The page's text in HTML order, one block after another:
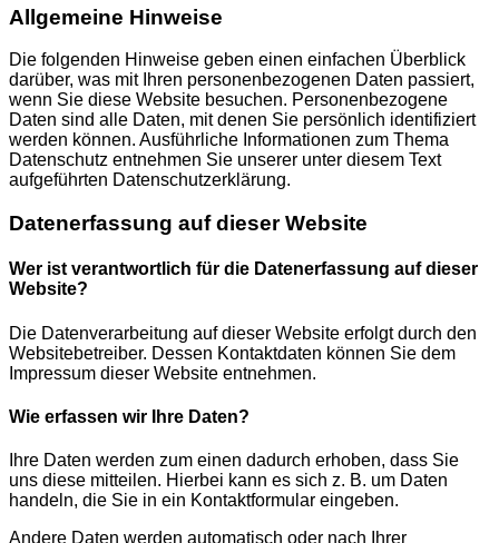
Allgemeine Hinweise
Die folgenden Hinweise geben einen einfachen Überblick
darüber, was mit Ihren personenbezogenen Daten passiert,
wenn Sie diese Website besuchen. Personenbezogene
Daten sind alle Daten, mit denen Sie persönlich identifiziert
werden können. Ausführliche Informationen zum Thema
Datenschutz entnehmen Sie unserer unter diesem Text
aufgeführten Datenschutzerklärung.
Datenerfassung auf dieser Website
Wer ist verantwortlich für die Datenerfassung auf dieser
Website?
Die Datenverarbeitung auf dieser Website erfolgt durch den
Websitebetreiber. Dessen Kontaktdaten können Sie dem
Impressum dieser Website entnehmen.
Wie erfassen wir Ihre Daten?
Ihre Daten werden zum einen dadurch erhoben, dass Sie
uns diese mitteilen. Hierbei kann es sich z. B. um Daten
handeln, die Sie in ein Kontaktformular eingeben.
Andere Daten werden automatisch oder nach Ihrer